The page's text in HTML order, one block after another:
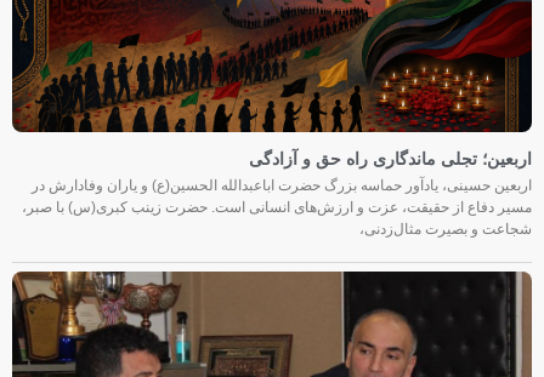
اربعین؛ تجلی ماندگاری راه حق و آزادگی
اربعین حسینی، یادآور حماسه بزرگ حضرت اباعبدالله الحسین(ع) و یاران وفادارش در
مسیر دفاع از حقیقت، عزت و ارزش‌های انسانی است. حضرت زینب کبری(س) با صبر،
شجاعت و بصیرت مثال‌زدنی،